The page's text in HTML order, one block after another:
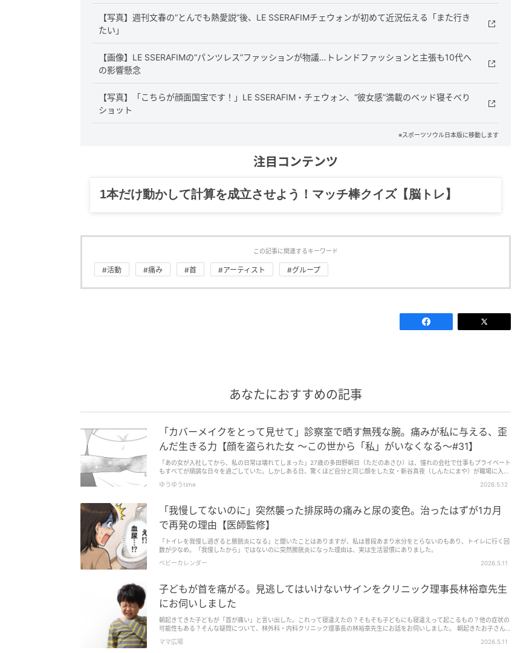
【写真】週刊文春の“とんでも熱愛説”後、LE SSERAFIMチェウォンが初めて近況伝える「また行き
たい」
【画像】LE SSERAFIMの“パンツレス”ファッションが物議…トレンドファッションと主張も10代へ
の影響懸念
【写真】「こちらが顔面国宝です！」LE SSERAFIM・チェウォン、“彼女感”満載のベッド寝そべり
ショット
※スポーツソウル日本版に移動します
注目コンテンツ
グルメ、ギャグ、子育て、旅行記……全部、読めます。
この記事に関連するキーワード
#活動 #痛み #首 #アーティスト #グループ
あなたにおすすめの記事
「カバーメイクをとって見せて」診察室で晒す無残な腕。痛みが私に与える、歪
んだ生きる力【顔を盗られた女 ～この世から「私」がいなくなる～#31】
「あの女が入社してから、私の日常は壊れてしまった」27歳の多田野朝日（ただのあさひ）は、憧れの会社で仕事もプライベート
もすべてが順調な日々を過ごしていた。しかしある日、驚くほど自分と同じ顔をした女・新谷真夜（しんたにまや）が職場に入社
ぬうちに仕事のポジションも婚約者も奪われそうになっていて――。同じ顔をした真夜の恐ろしき秘密、そして狂気とは？ おぞ
ペンス『顔を盗られた女 ～この世から「私」がいなくなる～』がゆうゆうtimeでも連載スタート！
ゆうゆうtime 2026.5.12
「我慢してないのに」突然襲った排尿時の痛みと尿の変色。治ったはずが1カ月
で再発の理由【医師監修】
「トイレを我慢し過ぎると膀胱炎になる」と聞いたことはありますが、私は普段あまり水分をとらないのもあり、トイレに行く回
数が少なめ。「我慢したから」ではないのに突然膀胱炎になった理由は、実は生活習慣にありました。
ベビーカレンダー
2026.5.11
子どもが首を痛がる。見逃してはいけないサインをクリニック理事長林裕章先生
にお伺いしました
朝起きてきた子どもが「首が痛い」と言い出した。これって寝違えたの？そもそも子どもにも寝違えって起こるもの？他の症状の
可能性もある？そんな疑問について、林外科・内科クリニック理事長の林裕章先生にお話をお伺いしました。 朝起きたお子さん
ママ広場 2026.5.11